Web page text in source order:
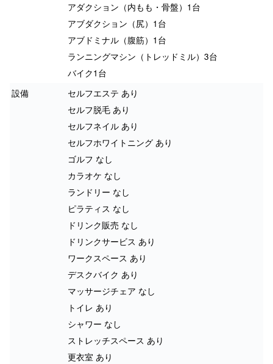
アダクション（内もも・骨盤）1台
アブダクション（尻）1台
アブドミナル（腹筋）1台
ランニングマシン（トレッドミル）3台
バイク1台
設備
セルフエステ あり
セルフ脱毛 あり
セルフネイル あり
セルフホワイトニング あり
ゴルフ なし
カラオケ なし
ランドリー なし
ピラティス なし
ドリンク販売 なし
ドリンクサービス あり
ワークスペース あり
デスクバイク あり
マッサージチェア なし
トイレ あり
シャワー なし
ストレッチスペース あり
更衣室 あり